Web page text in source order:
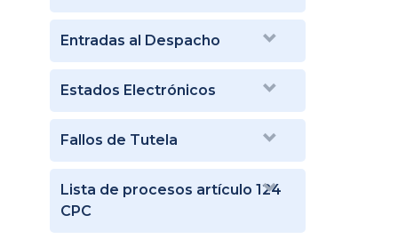
Entradas al Despacho
Estados Electrónicos
Fallos de Tutela
Lista de procesos artículo 124
CPC